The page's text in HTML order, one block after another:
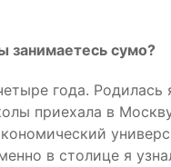
занимаетесь сумо?
года. Родилась
приехала в
в столице я